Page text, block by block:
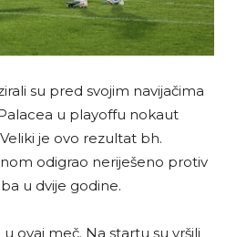
su pred svojim navijačima
u playoffu nokaut
je ovo rezultat bh.
odigrao neriješeno protiv
u dvije godine.
ovaj meč. Na startu su vršili